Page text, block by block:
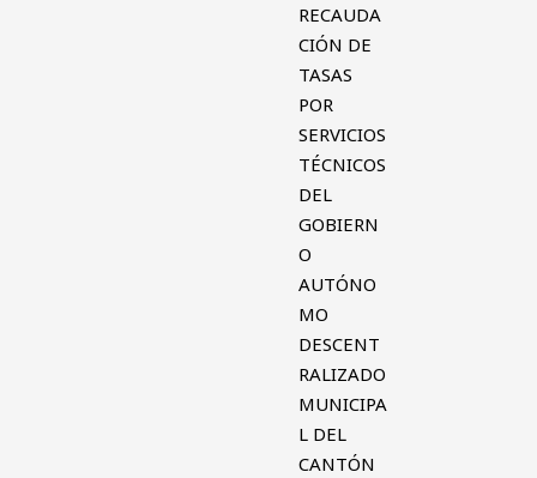
RECAUDA
CIÓN DE
TASAS
POR
SERVICIOS
TÉCNICOS
DEL
GOBIERN
O
AUTÓNO
MO
DESCENT
RALIZADO
MUNICIPA
L DEL
CANTÓN